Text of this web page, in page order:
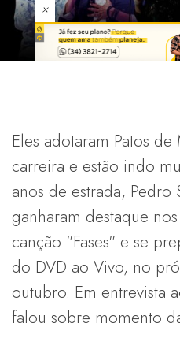
×
Eles adotaram Patos
carreira e estão indo
anos de estrada, Pedro
ganharam destaque
canção "Fases" e se
do DVD ao Vivo, no
outubro. Em entrevista
falou sobre momento